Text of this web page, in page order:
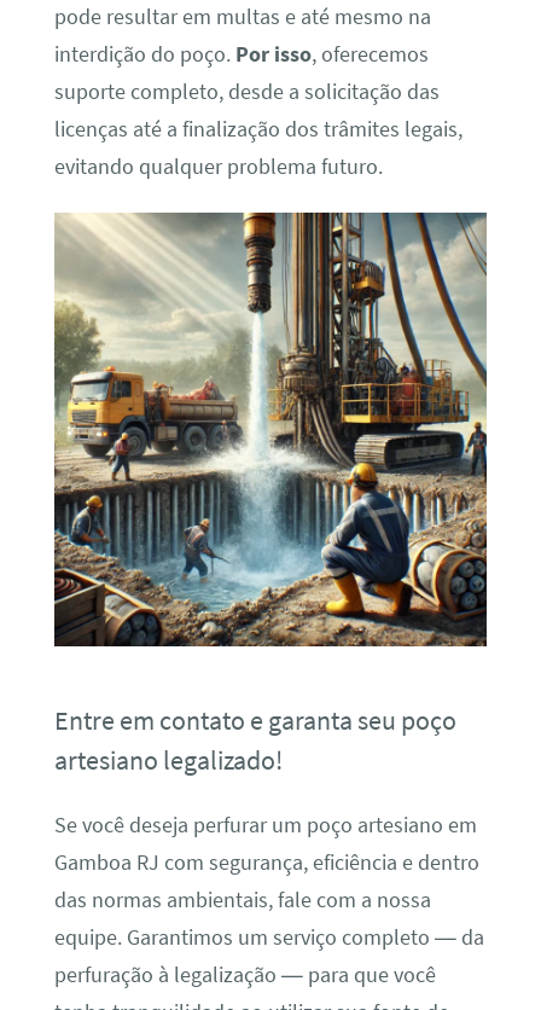
pode resultar em multas e até mesmo na
interdição do poço. Por isso, oferecemos
suporte completo, desde a solicitação das
licenças até a finalização dos trâmites legais,
evitando qualquer problema futuro.
Entre em contato e garanta seu poço
artesiano legalizado!
Se você deseja perfurar um poço artesiano em
Gamboa RJ com segurança, eficiência e dentro
das normas ambientais, fale com a nossa
equipe. Garantimos um serviço completo — da
perfuração à legalização — para que você